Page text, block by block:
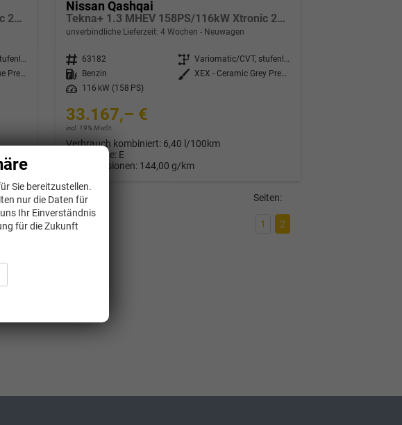
Tekna+ 1.3 MHEV 158PS/116kW Xtronic 2026 +20"ALU+PANO+BOSE+HuD
Variomatic/CVT, stufenlos
RCF - Magnetic Blue Premium Met.
Nissan Qashqai
Tekna+ 1.3 MHEV 158PS/116kW Xtronic 2026 +20"ALU+PANO+BOSE+HuD
unverbindliche Lieferzeit:4 Wochen Neuwagen
Fahrzeugnr. 63182 Getriebe
Variomatic/CVT, stufenlos
Kraftstoff
Benzin Außenfarbe
XEX - Ceramic Grey Premium Met. mit Dach in Solid Black
Leistung
116 kW (158 PS)
33.167,– €
incl. 19% MwSt.
Verbrauch kombiniert: 6,40 l/100km
-Klasse: E
-Emissionen: 144,00 g/km
Seiten:
1 2
Sie bereitzustellen.
nur die Daten für
Ihr Einverständnis
für die Zukunft